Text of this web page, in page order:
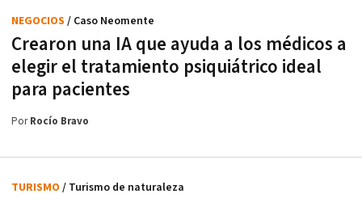
Crearon una IA que ayuda a los médicos a
elegir el tratamiento psiquiátrico ideal
para pacientes
NEGOCIOS / Caso Neomente
PorRocío Bravo
TURISMO / Turismo de naturaleza